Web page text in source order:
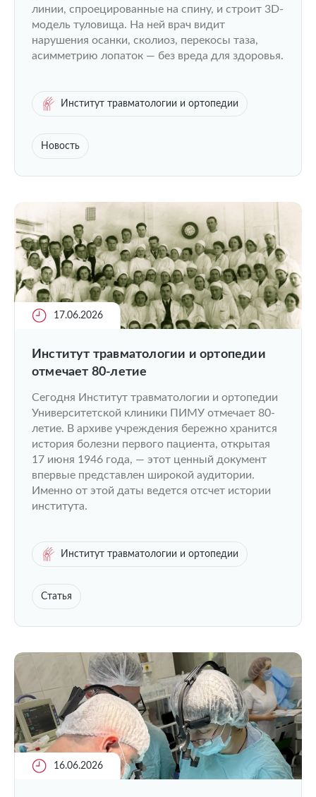
линии, спроецированные на спину, и строит 3D-
модель туловища. На ней врач видит
нарушения осанки, сколиоз, перекосы таза,
асимметрию лопаток — без вреда для здоровья.
Институт травматологии и ортопедии
Новость
17.06.2026
Институт травматологии и ортопедии
отмечает 80-летие
Сегодня Институт травматологии и ортопедии
Университетской клиники ПИМУ отмечает 80-
летие. В архиве учреждения бережно хранится
история болезни первого пациента, открытая
17 июня 1946 года, — этот ценный документ
впервые представлен широкой аудитории.
Именно от этой даты ведется отсчет истории
института.
Институт травматологии и ортопедии
Статья
16.06.2026